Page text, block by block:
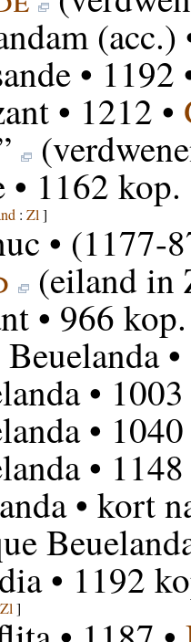
(acc.)
• 1192
• 1212 •
• 1162 kop.
: Zl ]
• (1177-
(eiland in
• 966
•
•
•
•
• kort
• 1192
Zl ]